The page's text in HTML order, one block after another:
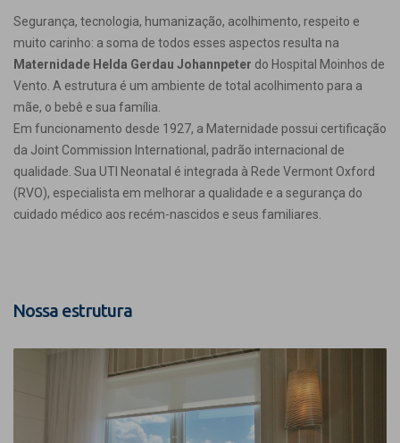
Segurança, tecnologia, humanização, acolhimento, respeito e
muito carinho: a soma de todos esses aspectos resulta na
Maternidade Helda Gerdau Johannpeter do Hospital Moinhos de
Vento. A estrutura é um ambiente de total acolhimento para a
mãe, o bebê e sua família.
Em funcionamento desde 1927, a Maternidade possui certificação
da Joint Commission International, padrão internacional de
qualidade. Sua UTI Neonatal é integrada à Rede Vermont Oxford
(RVO), especialista em melhorar a qualidade e a segurança do
cuidado médico aos recém-nascidos e seus familiares.
Nossa estrutura